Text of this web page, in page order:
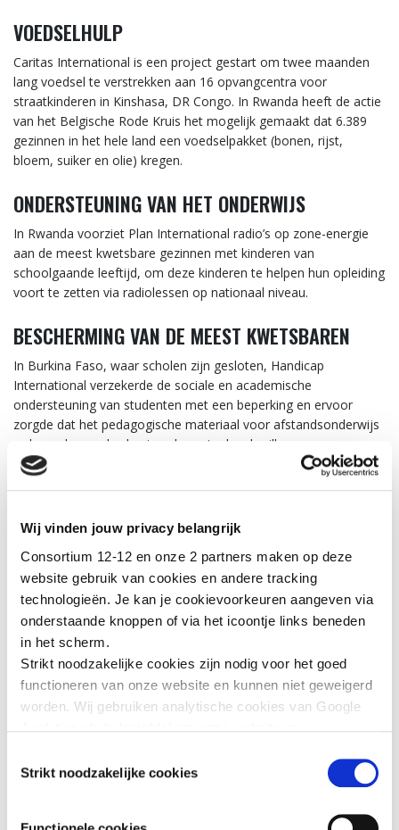
Wij vinden jouw privacy belangrijk
Consortium 12-12 en onze 2 partners maken op deze
website gebruik van cookies en andere tracking
technologieën. Je kan je cookievoorkeuren aangeven via
onderstaande knoppen of via het icoontje links beneden
in het scherm.
Strikt noodzakelijke cookies zijn nodig voor het goed
functioneren van onze website en kunnen niet geweigerd
worden. Wij gebruiken analytische cookies van Google
zorgen ervoor dat je de embedded video’s van YouTube
spamfilter te activeren. Wij en onze partners gebruiken
Strikt noodzakelijke cookies
VOEDSELHULP
Caritas International is een project gestart om twee maanden
lang voedsel te verstrekken aan 16 opvangcentra voor
straatkinderen in Kinshasa, DR Congo. In Rwanda heeft de actie
van het Belgische Rode Kruis het mogelijk gemaakt dat 6.389
gezinnen in het hele land een voedselpakket (bonen, rijst,
bloem, suiker en olie) kregen.
ONDERSTEUNING VAN HET ONDERWIJS
In Rwanda voorziet Plan International radio’s op zone-energie
aan de meest kwetsbare gezinnen met kinderen van
schoolgaande leeftijd, om deze kinderen te helpen hun opleiding
voort te zetten via radiolessen op nationaal niveau.
BESCHERMING VAN DE MEEST KWETSBAREN
In Burkina Faso, waar scholen zijn gesloten, Handicap
International verzekerde de sociale en academische
ondersteuning van studenten met een beperking en ervoor
zorgde dat het pedagogische materiaal voor afstandsonderwijs
ook werd aangeboden in gebarentaal en braille.
(1) Caritas International, la Croix-Rouge de Belgique, Handicap
Belgique, Oxfam Solidarité et UNICEF Belgique
FOTO © RED CROSS RWANDA
MEER INFORMATIE
U vindt meer informatie in ons rapport , zoals een overzicht
van de acties van de leden uitgevoerd drie maanden na de
We danken al onze donoren – particulieren, overheden
(gemeenten, provincies, enz.) en de privésector – voor hun